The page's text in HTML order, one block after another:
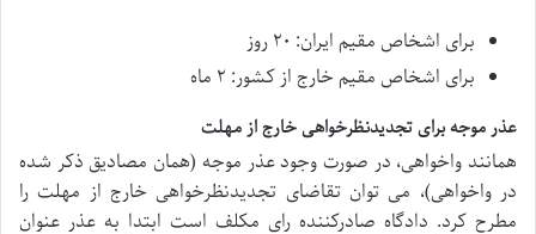
برای اشخاص مقیم ایران: ۲۰ روز
برای اشخاص مقیم خارج از کشور: ۲ ماه
عذر موجه برای تجدیدنظرخواهی خارج از مهلت
همانند واخواهی، در صورت وجود عذر موجه (همان مصادیق ذکر شده
در واخواهی)، می توان تقاضای تجدیدنظرخواهی خارج از مهلت را
مطرح کرد. دادگاه صادرکننده رای مکلف است ابتدا به عذر عنوان